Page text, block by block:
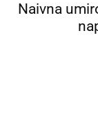
Naivna